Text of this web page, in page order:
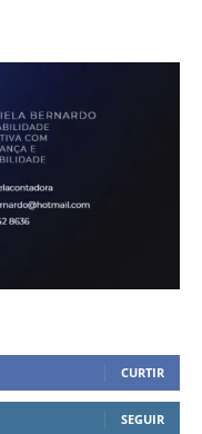
CURTIR
SEGUIR